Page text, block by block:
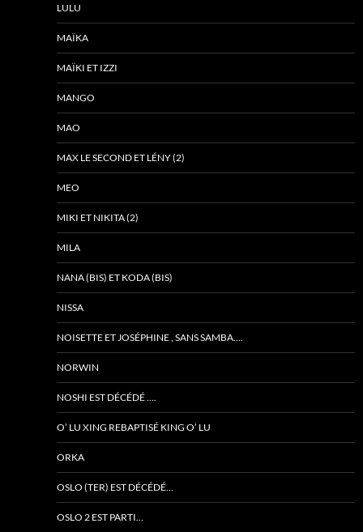
LULU
MAÏKA
MAÏKI ET IZZI
MANGO
MAO
MAX LE SECOND ET LÉNY (2)
MEO
MIKI ET NIKITA (2)
MILA
NANA (BIS) ET KODA (BIS)
NISSA
NOISETTE ET JOSÉPHINE , SANS SAMBA….
NORWIN
NOSHI EST DÉCÉDÉ ….
O’ LU XING REBAPTISÉ KING O’ LU
ORKA
OSLO (TER) EST DÉCÉDÉ…
OSLO 2 EST PARTI…